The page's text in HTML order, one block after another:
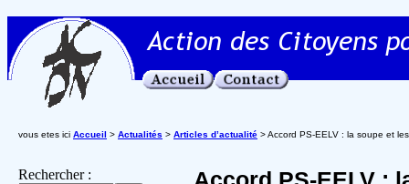
vous etes ici Accueil > Actualités > Articles d’actualité > Accord PS-EELV : la soupe et
Rechercher :